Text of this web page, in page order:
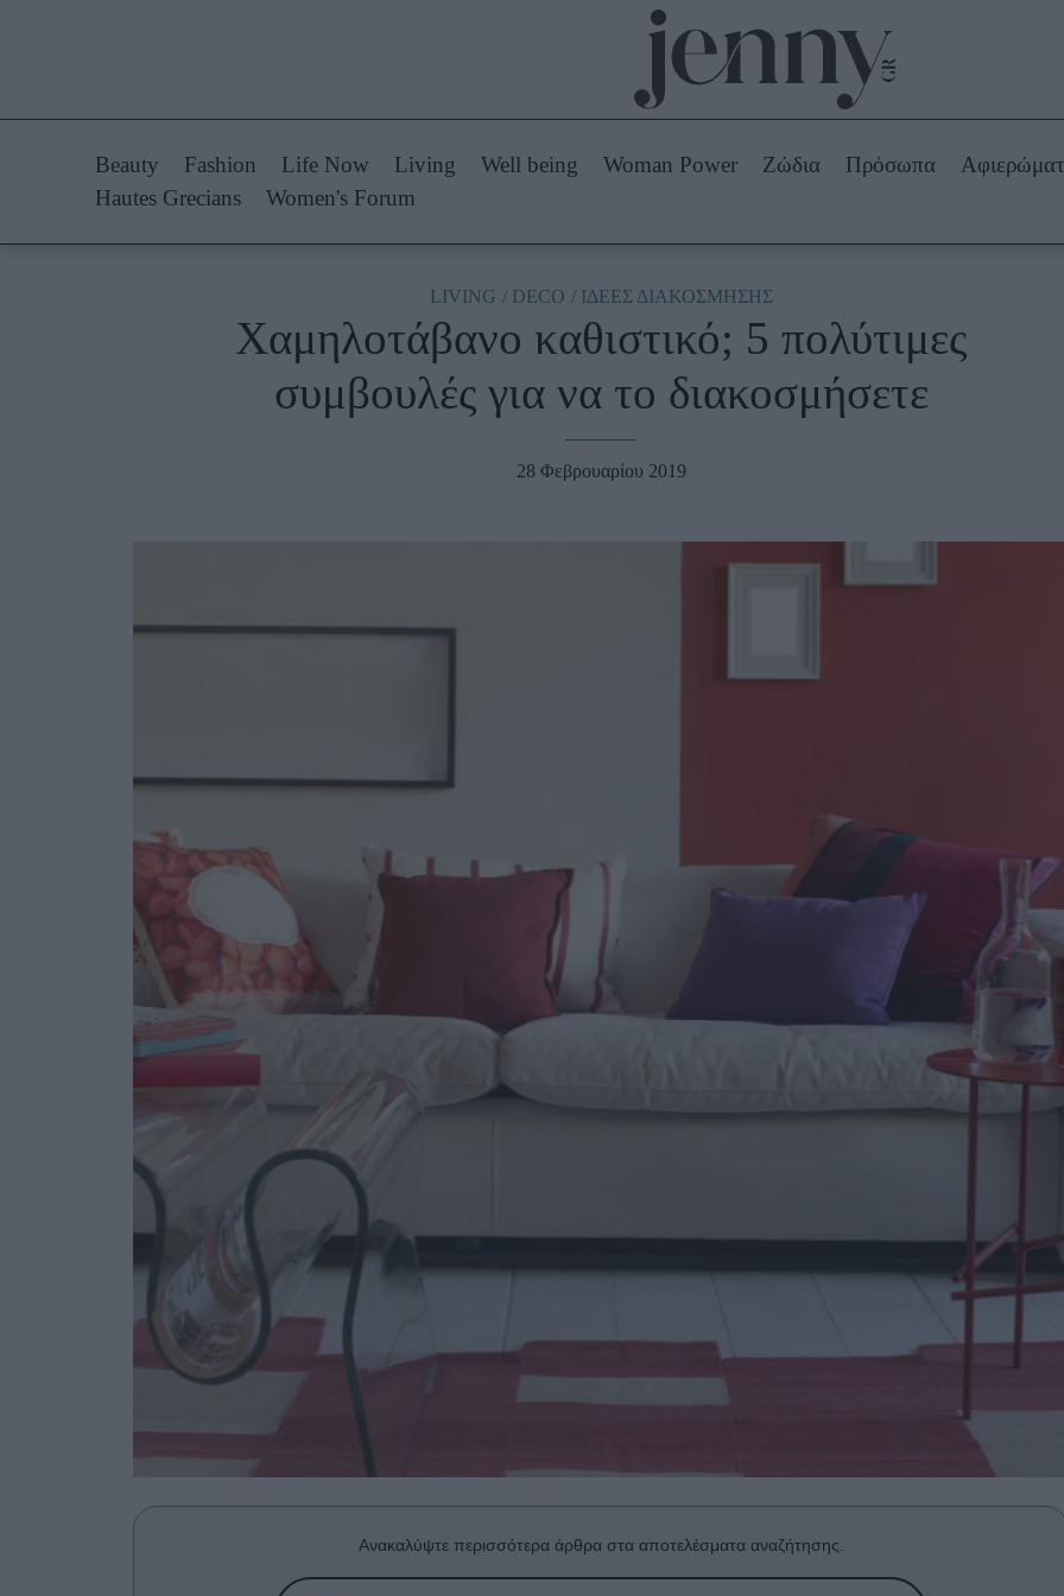
Styling Tips
Fashion News
Beauty -
Ομορφιά
Skincare
Μακιγιάζ
Woman Power Πρόσωπα
Celebrities
Ζώδια
Hautes Grecians
Beauty Fashion Life Now Living Well being Woman Power Ζώδια Πρόσωπα
Hautes Grecians
Women's Forum
LIVING DECO ΙΔΕΕΣ ΔΙΑΚΟΣΜΗΣΗΣ
Χαμηλοτάβανο καθιστικό; 5 πολύτιμες
συμβουλές για να το διακοσμήσετε
28 Φεβρουαρίου 2019
Ανακαλύψτε περισσότερα άρθρα στα αποτελέσματα αναζήτησης.